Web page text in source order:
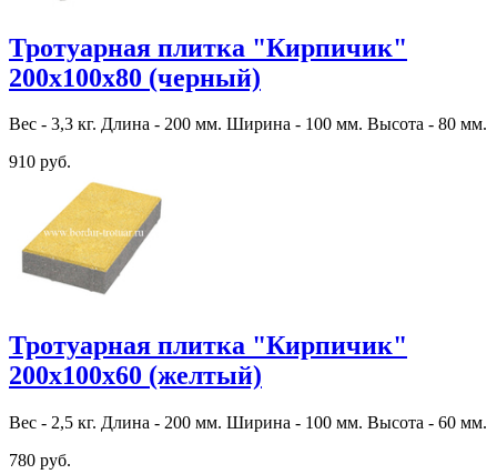
Тротуарная плитка "Кирпичик"
200х100х80 (черный)
Вес - 3,3 кг. Длина - 200 мм. Ширина - 100 мм. Высота - 80 мм.
910 руб.
Тротуарная плитка "Кирпичик"
200х100х60 (желтый)
Вес - 2,5 кг. Длина - 200 мм. Ширина - 100 мм. Высота - 60 мм.
780 руб.